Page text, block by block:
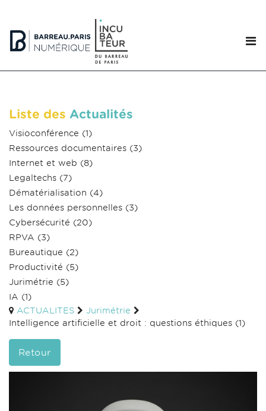
Liste des Actualités
Visioconférence (1)
Ressources documentaires (3)
Internet et web (8)
Legaltechs (7)
Dématérialisation (4)
Les données personnelles (3)
Cybersécurité (20)
RPVA (3)
Bureautique (2)
Productivité (5)
Jurimétrie (5)
IA (1)
ACTUALITES
Jurimétrie
Intelligence artificielle et droit : questions éthiques (1)
Retour